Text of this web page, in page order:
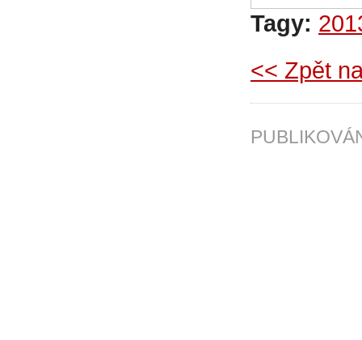
Tagy:
<< Zpět